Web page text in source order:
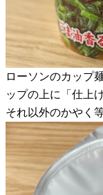
ローソンのカップ
ップの上に「仕上
それ以外のかやく